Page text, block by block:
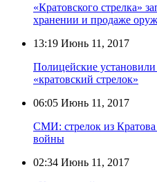
«Кратовского стрелка»
хранении и продаже
13:19 Июнь 11, 2017
Полицейские
«кратовский стрелок»
06:05 Июнь 11, 2017
СМИ: стрелок из Кратова
войны
02:34 Июнь 11, 2017